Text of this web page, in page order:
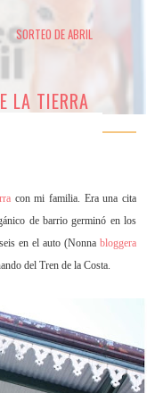
SORTEO DE ABRIL
LA TIERRA
con mi familia. Era una cita
de barrio germinó en los
en el auto (Nonna bloggera
del Tren de la Costa.